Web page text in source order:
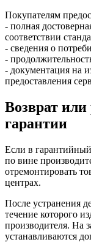
Покупателям
- полная
соответствии
- сведения о
-
- документация на
предоставления
Возврат или
гарантии
Если в
по вине
отремонтировать
центрах.
После устранения
течение которого
производителя. На
устанавливаются